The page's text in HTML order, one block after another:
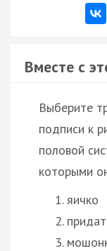
Вместе с
Выберите
подписи к
половой
которыми
яичко